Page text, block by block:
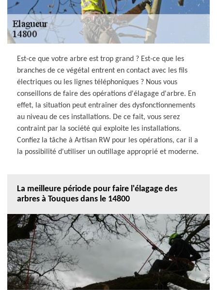
Est-ce que votre arbre est trop grand ? Est-ce que les
branches de ce végétal entrent en contact avec les fils
électriques ou les lignes téléphoniques ? Nous vous
conseillons de faire des opérations d'élagage d'arbre. En
effet, la situation peut entraîner des dysfonctionnements
au niveau de ces installations. De ce fait, vous serez
contraint par la société qui exploite les installations.
Confiez la tâche à Artisan RW pour les opérations, car il a
la possibilité d'utiliser un outillage approprié et moderne.
La meilleure période pour faire l'élagage des
arbres à Touques dans le 14800